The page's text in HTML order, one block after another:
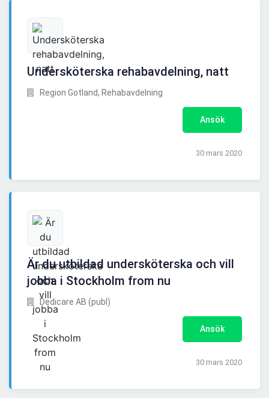
Undersköterska rehabavdelning, natt
Region Gotland, Rehabavdelning
Ansök
30 mars 2020
Är du utbildad undersköterska och vill
jobba i Stockholm from nu
Dedicare AB (publ)
Ansök
30 mars 2020